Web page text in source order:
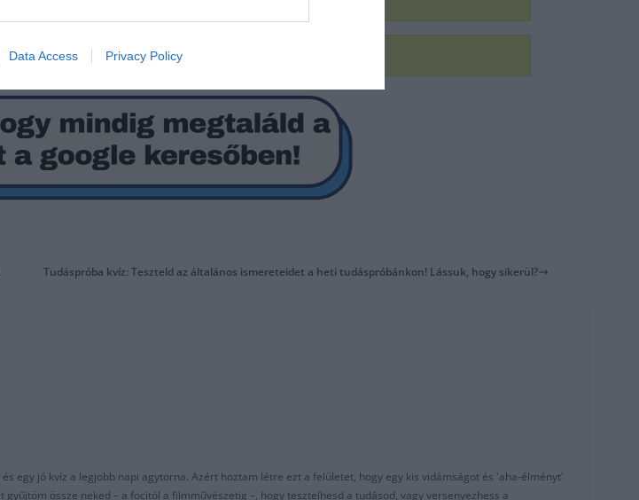
Data Access Privacy Policy
Tudáspróba kvíz: Teszteld az általános ismereteidet a heti tudáspróbánkon! Lássuk, hogy sikerül?
egy jó kvíz a legjobb napi agytorna. Azért hoztam létre ezt a felületet, hogy egy kis vidámságot és 'aha-élményt'
össze neked – a focitól a filmművészetig –, hogy tesztelhesd a tudásod, vagy versenyezhess a